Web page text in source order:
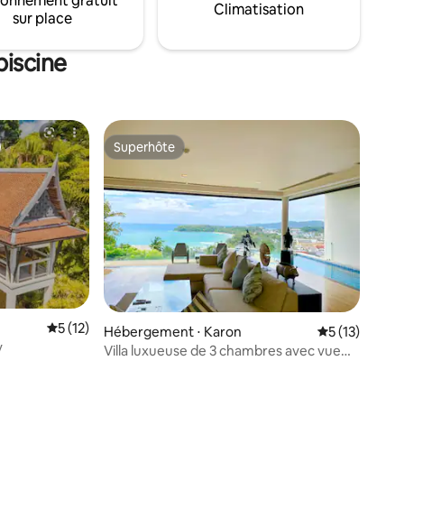
sur place
Climatisation
: 4,97 sur 5
Évaluation moyenne sur la base de 12 commentaires : 5 sur 5
5 (12)
Superhôte
Superhôte
Hébergement ⋅ Karon Évaluation
5 (13)
Villa luxueuse de 3 chambres avec vue